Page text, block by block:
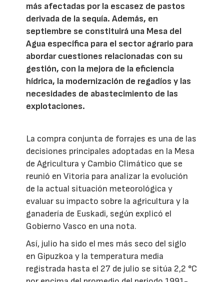
más afectadas por la escasez de pastos
derivada de la sequía. Además, en
septiembre se constituirá una Mesa del
Agua específica para el sector agrario para
abordar cuestiones relacionadas con su
gestión, con la mejora de la eficiencia
hídrica, la modernización de regadíos y las
necesidades de abastecimiento de las
explotaciones.
La compra conjunta de forrajes es una de las
decisiones principales adoptadas en la Mesa
de Agricultura y Cambio Climático que se
reunió en Vitoria para analizar la evolución
de la actual situación meteorológica y
evaluar su impacto sobre la agricultura y la
ganadería de Euskadi, según explicó el
Gobierno Vasco en una nota.
Así, julio ha sido el mes más seco del siglo
en Gipuzkoa y la temperatura media
registrada hasta el 27 de julio se sitúa 2,2 °C